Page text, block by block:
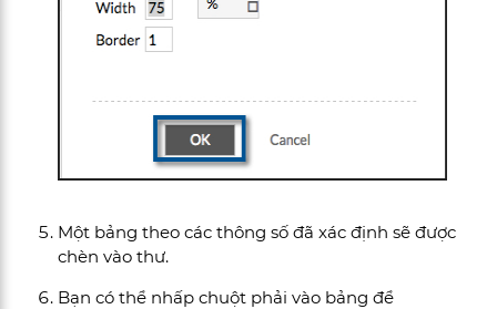
Một bảng theo các thông số đã xác định sẽ được
chèn vào thư.
Bạn có thể nhấp chuột phải vào bảng để